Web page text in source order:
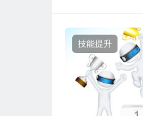
技能提升